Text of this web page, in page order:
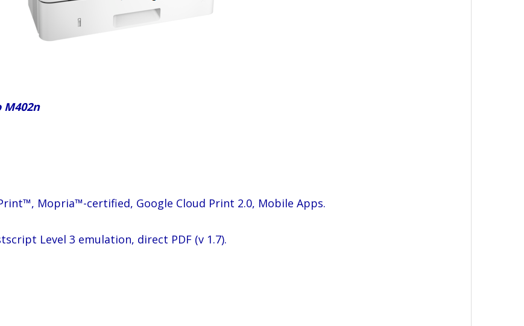
M402n
Mopria™-certified, Google Cloud Print 2.0, Mobile Apps.
Level 3 emulation, direct PDF (v 1.7).